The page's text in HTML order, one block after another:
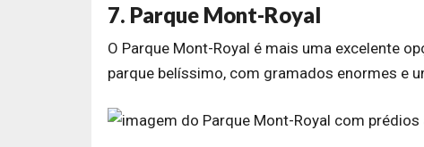
7. Parque Mont-Royal
O Parque Mont-Royal é mais uma excelente
parque belíssimo, com gramados enormes e